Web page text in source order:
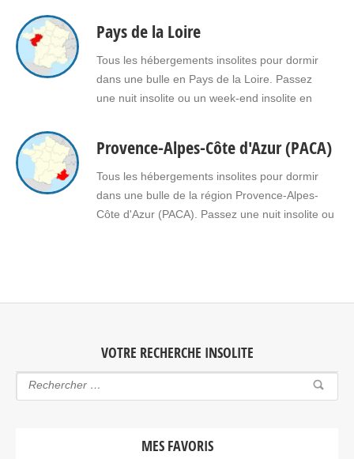
Pays de la Loire
Tous les hébergements insolites pour dormir
dans une bulle en Pays de la Loire. Passez
une nuit insolite ou un week-end insolite en
spa, sauna dans une bulle en Pays de la Loire
pour vous ou pour offrir un…
Provence-Alpes-Côte d'Azur (PACA)
Tous les hébergements insolites pour dormir
dans une bulle de la région Provence-Alpes-
Côte d'Azur (PACA). Passez une nuit insolite ou
VOTRE RECHERCHE INSOLITE
MES FAVORIS